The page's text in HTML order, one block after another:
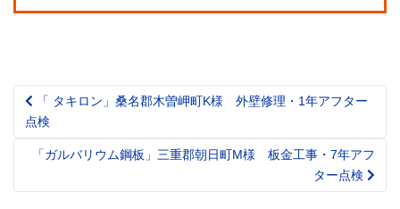
Post
navigation
「 タキロン」桑名郡木曽岬町K様 外壁修理・1年アフター
点検
「ガルバリウム鋼板」三重郡朝日町M様 板金工事・7年アフ
ター点検